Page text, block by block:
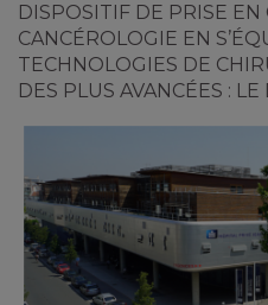
DISPOSITIF DE PRISE EN
CANCÉROLOGIE EN
TECHNOLOGIES DE
DES PLUS AVANCÉES : LE